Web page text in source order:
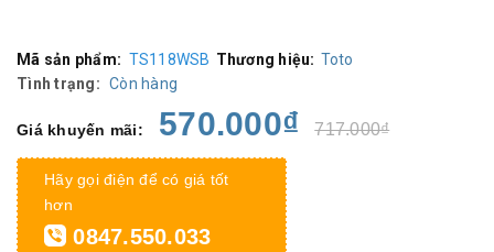
Mã sản phẩm: TS118WSB Thương hiệu: Toto
Tình trạng: Còn hàng
Giá khuyến mãi: 570.000₫ 717.000₫
Hãy gọi điện để có giá tốt
hơn
0847.550.033